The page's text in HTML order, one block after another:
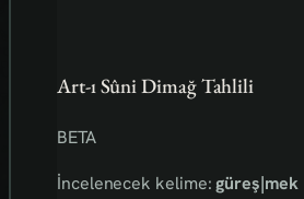
Art-ı Sûni Dimağ Tahlili
BETA
İncelenecek kelime:güreş|mek